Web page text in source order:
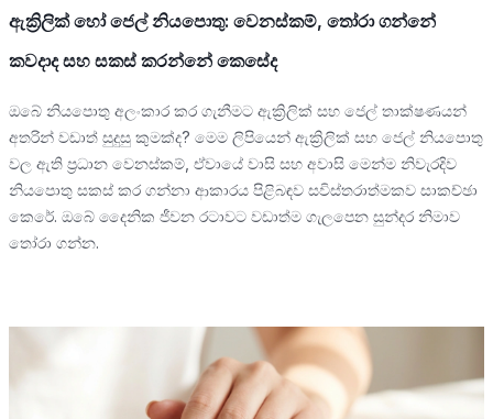
ඇක්‍රිලික් හෝ ජෙල් නියපොතු: වෙනස්කම්, තෝරා ගන්නේ
කවදාද සහ සකස් කරන්නේ කෙසේද
ඔබේ නියපොතු අලංකාර කර ගැනීමට ඇක්‍රිලික් සහ ජෙල් තාක්ෂණයන්
අතරින් වඩාත් සුදුසු කුමක්ද? මෙම ලිපියෙන් ඇක්‍රිලික් සහ ජෙල් නියපොතු
වල ඇති ප්‍රධාන වෙනස්කම්, ඒවායේ වාසි සහ අවාසි මෙන්ම නිවැරදිව
නියපොතු සකස් කර ගන්නා ආකාරය පිළිබඳව සවිස්තරාත්මකව සාකච්ඡා
කෙරේ. ඔබේ දෛනික ජීවන රටාවට වඩාත්ම ගැලපෙන සුන්දර නිමාව
තෝරා ගන්න.